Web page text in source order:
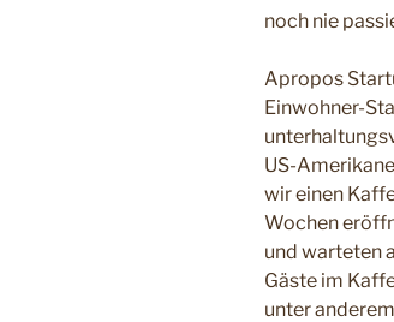
noch nie
Apropos
Einwohner-
US-
wir einen
Wochen
und warteten
Gäste im
unter